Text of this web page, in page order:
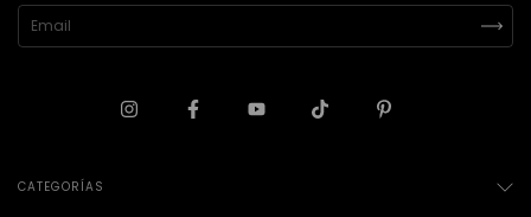
CATEGORÍAS